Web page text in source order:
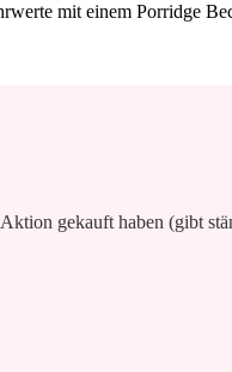
mit einem Porridge
gekauft haben (gibt